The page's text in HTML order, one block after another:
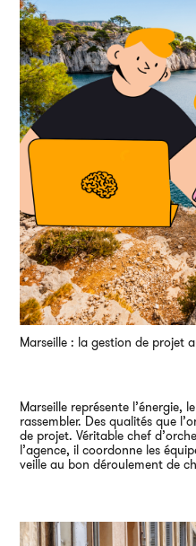
Marseille : la gestion de projet
Marseille représente l’énergie,
rassembler. Des qualités que
de projet. Véritable chef
l’agence, il coordonne les
veille au bon déroulement de